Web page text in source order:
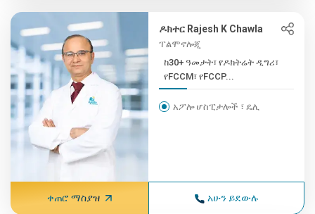
ዶክተር Rajesh K Chawla
ፐልሞኖሎጂ
ከ30+ ዓመታት፣ የዶክትሬት ዲግሪ፣
የFCCM፣ የFCCP...
አፖሎ ሆስፒታሎች ፣ ዴሊ
ቀጠሮ ማስያዝ አሁን ይደውሉ